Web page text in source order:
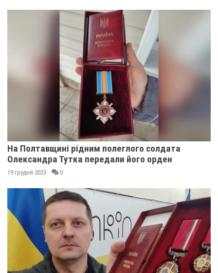
На Полтавщині рідним полеглого солдата
Олександра Тутка передали його орден
19 грудня 2023 0